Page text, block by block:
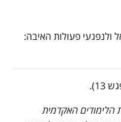
ולנפגעי פעולות האיבה:
האקדמית